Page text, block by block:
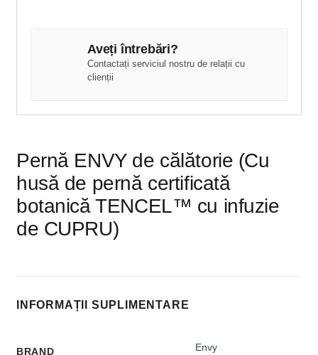
Aveți întrebări?
Contactați serviciul nostru de relații cu
clienții
Pernă ENVY de călătorie (Cu
husă de pernă certificată
botanică TENCEL™ cu infuzie
de CUPRU)
INFORMAȚII SUPLIMENTARE
BRAND Envy